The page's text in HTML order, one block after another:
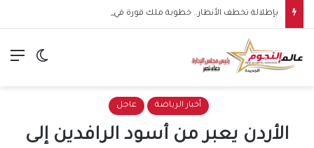
الوضع
أخبار الرياضة عاجل
الأردن يعبر من أسود الرافدين إلى